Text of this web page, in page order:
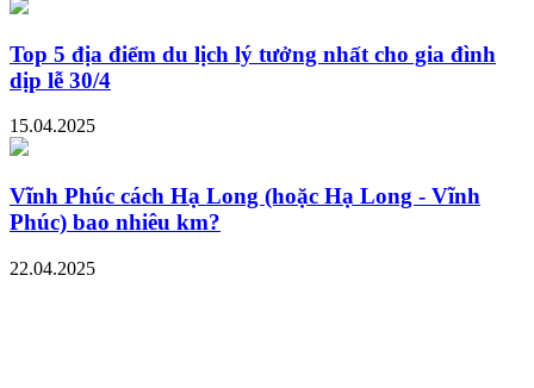
Top 5 địa điểm du lịch lý tưởng nhất cho gia đình
dịp lễ 30/4
15.04.2025
Vĩnh Phúc cách Hạ Long (hoặc Hạ Long - Vĩnh
Phúc) bao nhiêu km?
22.04.2025